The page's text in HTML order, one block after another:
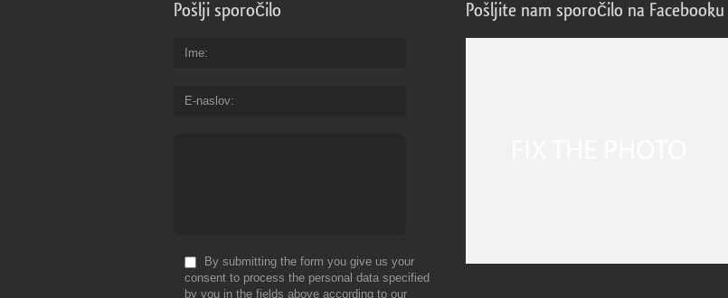
Pošlji sporočilo
Ime
E-naslov
By submitting the form you give us your
consent to process the personal data specified
by you in the fields above according to our
Pošljite nam sporočilo na Facebooku